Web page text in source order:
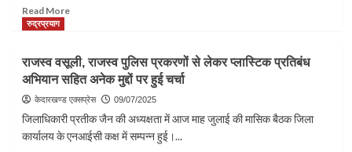
पर
Read MoreRead
जिला
निर्वाचन
अधिकारी
ने
कार्मिकों
को
दिए
रुद्रप्रयाग
राजस्व वसूली, राजस्व पुलिस प्रकरणों से लेकर प्लास्टिक प्रतिबंध
अभियान सहित अनेक मुद्दों पर हुई चर्चा
केदारखण्ड एक्सप्रेस 09/07/2025
जिलाधिकारी प्रतीक जैन की अध्यक्षता में आज माह जुलाई की मासिक बैठक जिला
कार्यालय के एनआईसी कक्ष में सम्पन्न हुई।...